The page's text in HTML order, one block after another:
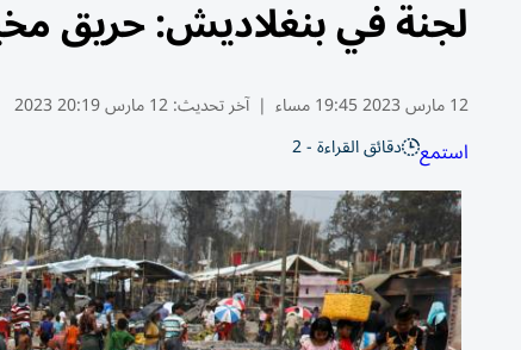
لجنة في بنغلاديش: حريق
12 مارس 2023 19:45 مساء | آخر تحديث:12 مارس 20:19 2023
استمع دقائق القراءة - 2